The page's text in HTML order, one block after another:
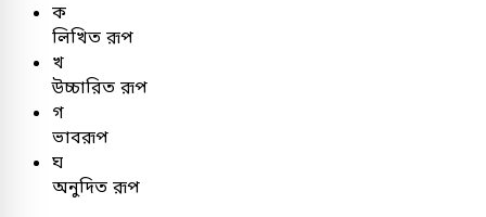
ক
লিখিত রূপ
খ
উচ্চারিত রূপ
গ
ভাবরূপ
ঘ
অনুদিত রূপ